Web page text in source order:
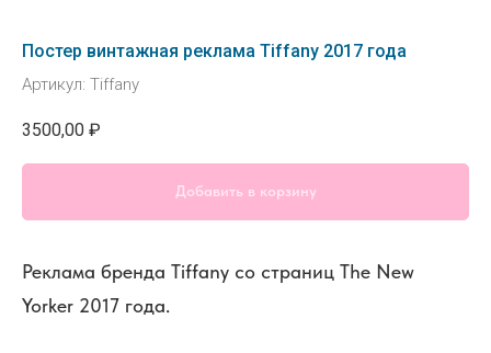
Постер винтажная реклама Tiffany 2017 года
Артикул: Tiffany
3500,00 ₽
Добавить в корзину
Реклама бренда Tiffany со страниц The New
Yorker 2017 года.